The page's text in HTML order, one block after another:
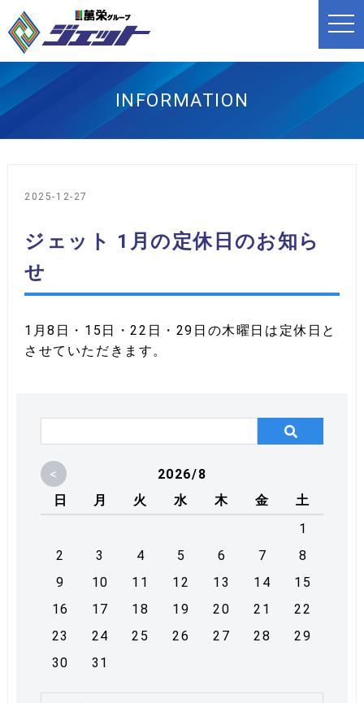
t
o
n
g
INFORMATION
2025-12-27
ジェット 1月の定休日のお知ら
せ
1月8日・15日・22日・29日の木曜日は定休日と
させていただきます。
<
2026/8
日
月 火 水 木 金
土
1
2
3 4 5 6 7
8
9
10 11 12 13 14
15
16
17 18 19 20 21
22
23
24 25 26 27 28
29
30
31